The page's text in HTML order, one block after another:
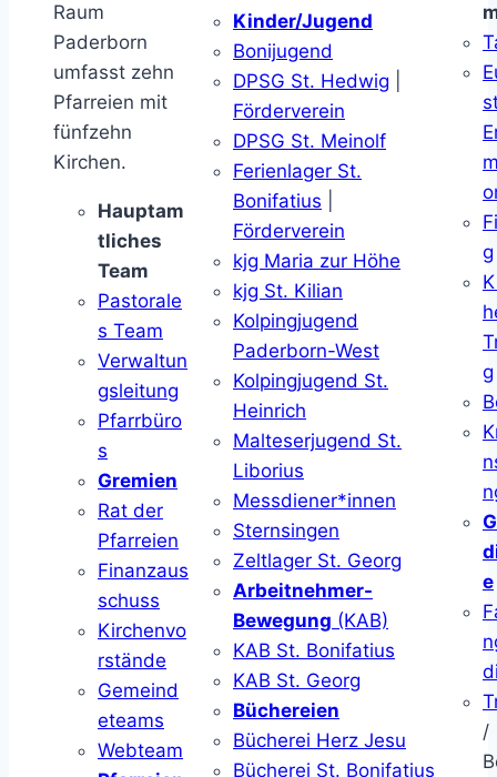
Raum
Paderborn
umfasst zehn
Pfarreien mit
fünfzehn
Kirchen.
Hauptam
tliches
Team
Pastorale
s Team
Verwaltun
gsleitung
Pfarrbüro
s
Gremien
Rat der
Pfarreien
Finanzaus
schuss
Kirchenvo
rstände
Gemeind
eteams
Webteam
Kinder/Jugend
Bonijugend
DPSG St. Hedwig
Förderverein
DPSG St. Meinolf
Ferienlager St.
Bonifatius
Förderverein
kjg Maria zur Höhe
kjg St. Kilian
Kolpingjugend
Paderborn-West
Kolpingjugend St.
Heinrich
Malteserjugend St.
Liborius
Messdiener*innen
Sternsingen
Zeltlager St. Georg
Arbeitnehmer-
Bewegung (KAB)
KAB St. Bonifatius
KAB St. Georg
Büchereien
Bücherei Herz Jesu
Bücherei St. Bonifatius
g
g
e
/